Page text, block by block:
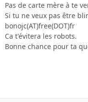
Pas de carte mère à te
Si tu ne veux pas être
bonojc(AT)free(DOT)fr
Ca t'évitera les robots.
Bonne chance pour ta